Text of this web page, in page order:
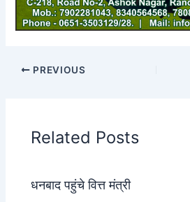
PREVIOUS
Related Posts
धनबाद पहुंचे वित्त मंत्री